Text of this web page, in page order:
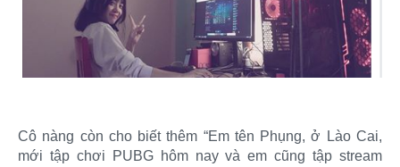
Cô nàng còn cho biết thêm “Em tên Phụng, ở Lào Cai,
mới tập chơi PUBG hôm nay và em cũng tập stream